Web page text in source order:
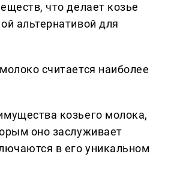
что делает козье
альтернативой для
считается наиболее
козьего молока,
оно заслуживает
в его уникальном